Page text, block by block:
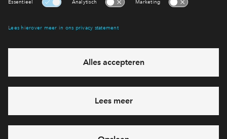
Heb je een vraag en wil je direct antwoord? Bel ons op088 -